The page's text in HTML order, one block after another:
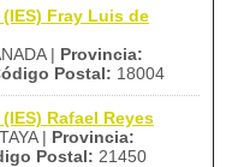
Fray Luis de
| Provincia:
Postal: 18004
Rafael Reyes
| Provincia:
Postal: 21450